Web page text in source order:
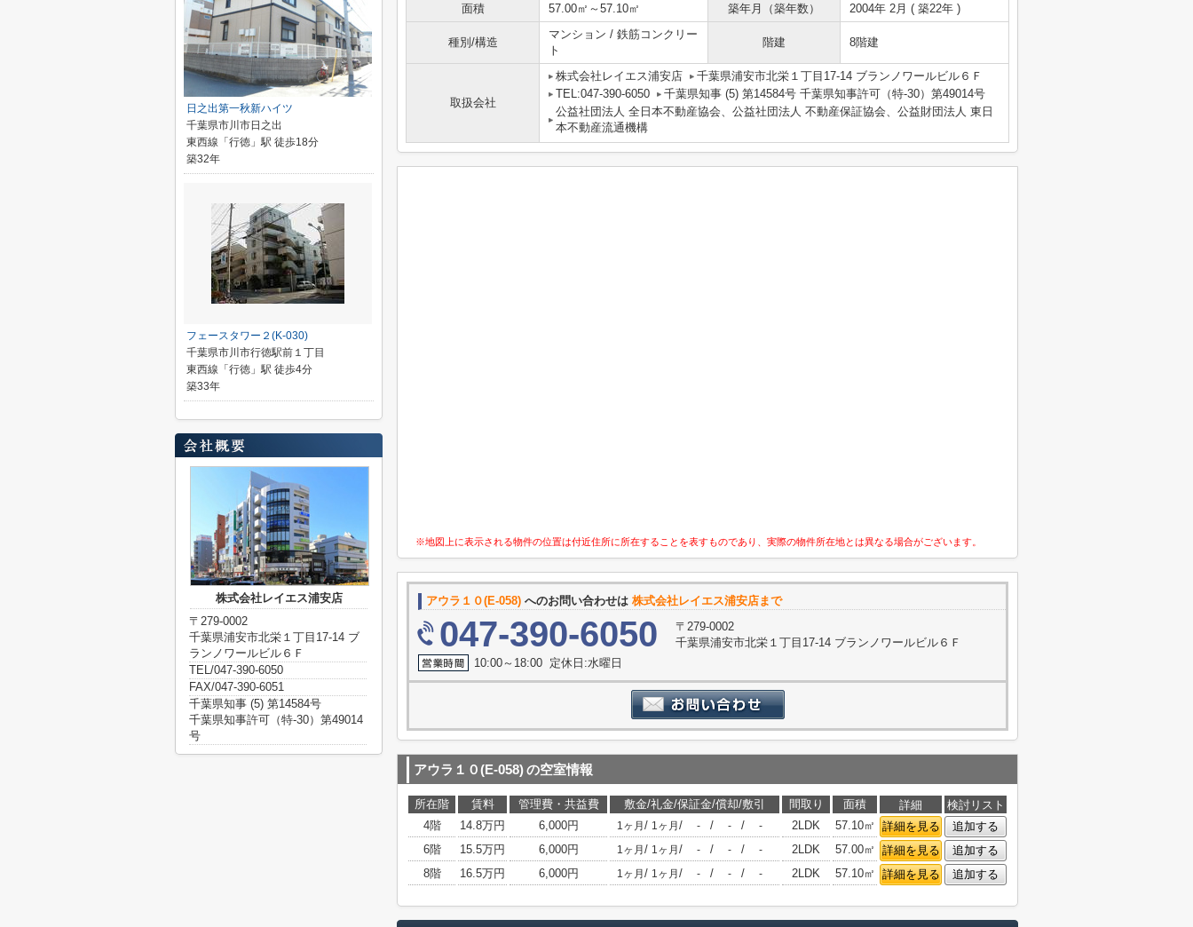
面積
57.00㎡～57.10㎡ 築年月（築年数） 2004年 2月 ( 築22年 )
種別/構造
マンション / 鉄筋コンクリー
ト
階建 8階建
取扱会社
株式会社レイエス浦安店
千葉県浦安市北栄１丁目17-14 ブランノワールビル６Ｆ
TEL:047-390-6050
千葉県知事 (5) 第14584号 千葉県知事許可（特-30）第49014号
公益社団法人 全日本不動産協会、公益社団法人 不動産保証協会、公益財団法人 東日
本不動産流通機構
※地図上に表示される物件の位置は付近住所に所在することを表すものであり、実際の物件所在地とは異なる場合がございます。
アウラ１０(E-058) へのお問い合わせは 株式会社レイエス浦安店まで
047-390-6050
〒279-0002
千葉県浦安市北栄１丁目17-14 ブランノワールビル６Ｆ
10:00～18:00 定休日:水曜日
アウラ１０(E-058)の空室情報
所在階 賃料 管理費・共益費 敷金/礼金/保証金/償却/敷引 間取り 面積 詳細
検討リスト
4階
14.8万円 6,000円 1ヶ月 / 1ヶ月 / - / - / - 2LDK 57.10㎡ 詳細を見る
追加する
6階
15.5万円 6,000円 1ヶ月 / 1ヶ月 / - / - / - 2LDK 57.00㎡ 詳細を見る
追加する
8階
16.5万円 6,000円 1ヶ月 / 1ヶ月 / - / - / - 2LDK 57.10㎡ 詳細を見る 追加する
日之出第一秋新ハイツ
千葉県市川市日之出
東西線「行徳」駅 徒歩18分
築32年
フェースタワー２(K-030)
千葉県市川市行徳駅前１丁目
東西線「行徳」駅 徒歩4分
築33年
株式会社レイエス浦安店
〒279-0002
千葉県浦安市北栄１丁目17-14 ブ
ランノワールビル６Ｆ
TEL/047-390-6050
FAX/047-390-6051
千葉県知事 (5) 第14584号
千葉県知事許可（特-30）第49014
号